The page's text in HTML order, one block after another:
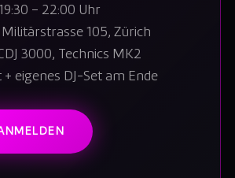
– 22:00 Uhr
Militärstrasse 105, Zürich
3000, Technics MK2
eigenes DJ-Set am Ende